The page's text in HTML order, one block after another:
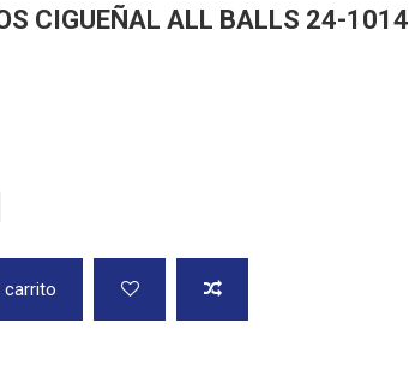
CIGUEÑAL ALL BALLS 24-1014
carrito